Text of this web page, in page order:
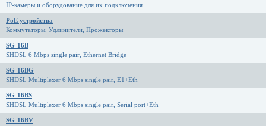
IP-камеры и оборудование для их подключения
PoE устройства
Коммутаторы, Удлинители, Прожекторы
SG-16B
SHDSL 6 Mbps single pair, Ethernet Bridge
SG-16BG
SHDSL Multiplexer 6 Mbps single pair, E1+Eth
SG-16BS
SHDSL Multiplexer 6 Mbps single pair, Serial port+Eth
SG-16BV